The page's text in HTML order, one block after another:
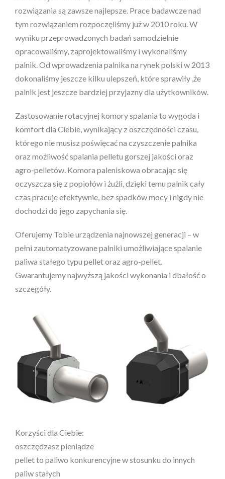
rozwiązania są zawsze najlepsze. Prace badawcze nad
tym rozwiązaniem rozpoczęliśmy już w 2010 roku. W
wyniku przeprowadzonych badań samodzielnie
opracowaliśmy, zaprojektowaliśmy i wykonaliśmy
palnik. Od wprowadzenia palnika na rynek polski w 2013
dokonaliśmy jeszcze kilku ulepszeń, które sprawiły ,że
palnik jest jeszcze bardziej przyjazny dla użytkowników.
Zastosowanie rotacyjnej komory spalania to wygoda i
komfort dla Ciebie, wynikający z oszczędności czasu,
którego nie musisz poświęcać na czyszczenie palnika
oraz możliwość spalania pelletu gorszej jakości oraz
agro-pelletów. Komora paleniskowa obracając się
oczyszcza się z popiołów i żużli, dzięki temu palnik cały
czas pracuje efektywnie, bez spadków mocy i nigdy nie
dochodzi do jego zapychania się.
Oferujemy Tobie urządzenia najnowszej generacji – w
pełni zautomatyzowane palniki umożliwiające spalanie
paliwa stałego typu pellet oraz agro-pellet.
Gwarantujemy najwyższą jakości wykonania i dbałość o
szczegóły.
Korzyści dla Ciebie:
oszczędzasz pieniądze
pellet to paliwo konkurencyjne w stosunku do innych
paliw stałych